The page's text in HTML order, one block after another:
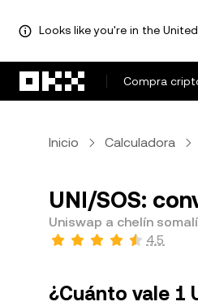
Looks like you're in the
Compra
Inicio Calculadora
UNI/SOS:
Uniswap a chelín somalí
4.5
¿Cuánto vale 1